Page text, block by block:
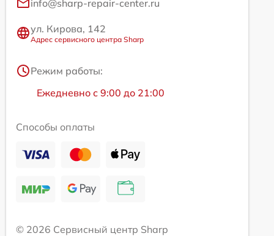
info@sharp-repair-center.ru
ул. Кирова, 142
Адрес сервисного центра Sharp
Режим работы:
Ежедневно с 9:00 до 21:00
Способы оплаты
© 2026 Сервисный центр Sharp